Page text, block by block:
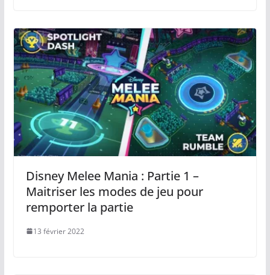
Disney Melee Mania : Partie 1 –
Maitriser les modes de jeu pour
remporter la partie
13 février 2022